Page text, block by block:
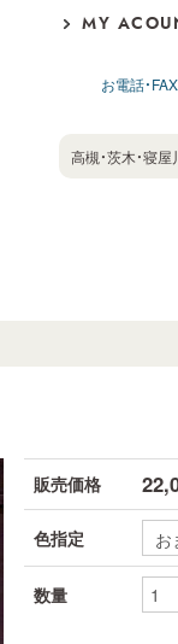
MY
お電話・
高槻・茨木・寝
販売価格
色指定
数量